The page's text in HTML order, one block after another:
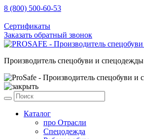
8 (800) 500-60-53
Сертификаты
Заказать обратный звонок
Производитель спецобуви и спецодежды
Каталог
про Отрасли
Спецодежда